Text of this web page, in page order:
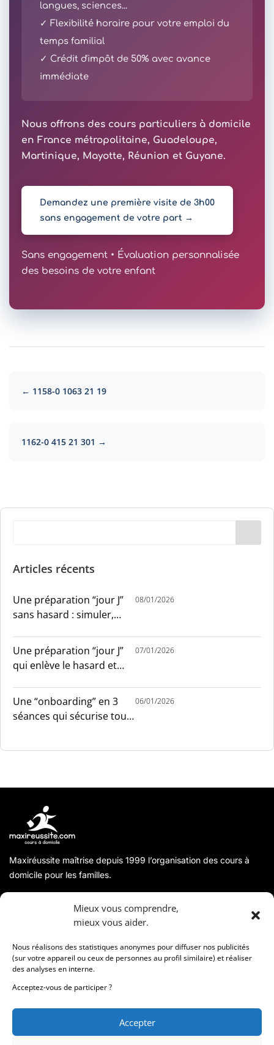
Mieux vous comprendre,
mieux vous aider.
Nous réalisons des statistiques anonymes pour diffuser nos publicités
(sur votre appareil ou ceux de personnes au profil similaire) et réaliser
des analyses en interne.
Acceptez-vous de participer ?
Accepter
langues, sciences...
✓ Flexibilité horaire pour votre emploi du
temps familial
✓ Crédit d'impôt de 50% avec avance
immédiate
Nous offrons des cours particuliers à domicile
en France métropolitaine, Guadeloupe,
Martinique, Mayotte, Réunion et Guyane.
Demandez une première visite de 3h00
sans engagement de votre part →
Sans engagement • Évaluation personnalisée
des besoins de votre enfant
← 1158-0 1063 21 19
1162-0 415 21 301 →
Articles récents
Une préparation “jour J”
sans hasard : simuler,
08/01/2026
Une préparation “jour J”
qui enlève le hasard et
07/01/2026
Une “onboarding” en 3
séances qui sécurise tout
06/01/2026
Maxiréussite maîtrise depuis 1999 l’organisation des cours à
domicile pour les familles.
Coordonnées